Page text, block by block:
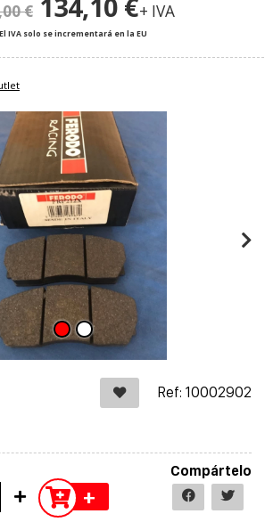
€ + IVA
El IVA solo se incrementará en la EU
Ref: 10002902
+
Compártelo